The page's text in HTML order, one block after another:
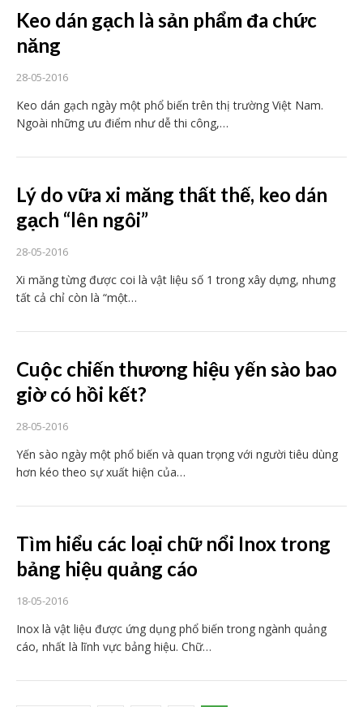
Keo dán gạch là sản phẩm đa chức
năng
28-05-2016
Keo dán gạch ngày một phổ biến trên thị trường Việt Nam.
Ngoài những ưu điểm như dễ thi công,…
Lý do vữa xi măng thất thế, keo dán
gạch “lên ngôi”
28-05-2016
Xi măng từng được coi là vật liệu số 1 trong xây dựng, nhưng
tất cả chỉ còn là “một…
Cuộc chiến thương hiệu yến sào bao
giờ có hồi kết?
28-05-2016
Yến sào ngày một phổ biến và quan trọng với người tiêu dùng
hơn kéo theo sự xuất hiện của…
Tìm hiểu các loại chữ nổi Inox trong
bảng hiệu quảng cáo
18-05-2016
Inox là vật liệu được ứng dụng phổ biến trong ngành quảng
cáo, nhất là lĩnh vực bảng hiệu. Chữ…